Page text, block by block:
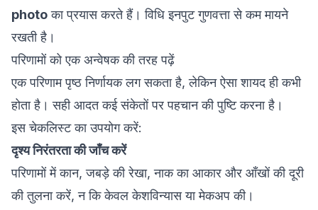
photoका प्रयास करते हैं। विधि इनपुट गुणवत्ता से कम मायने
रखती है।
परिणामों को एक अन्वेषक की तरह पढ़ें
एक परिणाम पृष्ठ निर्णायक लग सकता है, लेकिन ऐसा शायद ही कभी
होता है। सही आदत कई संकेतों पर पहचान की पुष्टि करना है।
इस चेकलिस्ट का उपयोग करें:
दृश्य निरंतरता की जाँच करें
परिणामों में कान, जबड़े की रेखा, नाक का आकार और आँखों की दूरी
की तुलना करें, न कि केवल केशविन्यास या मेकअप की।